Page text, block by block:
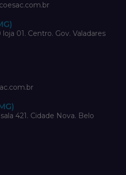
01. Centro. Gov. Valadares
421. Cidade Nova. Belo